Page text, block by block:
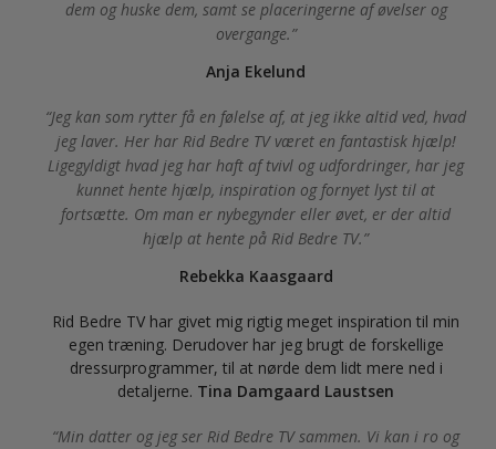
dem og huske dem, samt se placeringerne af øvelser og
overgange.
Anja Ekelund
Jeg kan som rytter få en følelse af, at jeg ikke altid ved, hvad
jeg laver. Her har Rid Bedre TV været en fantastisk hjælp!
Ligegyldigt hvad jeg har haft af tvivl og udfordringer, har jeg
kunnet hente hjælp, inspiration og fornyet lyst til at
fortsætte. Om man er nybegynder eller øvet, er der altid
hjælp at hente på Rid Bedre TV.
Rebekka Kaasgaard
Rid Bedre TV har givet mig rigtig meget inspiration til min
egen træning. Derudover har jeg brugt de forskellige
dressurprogrammer, til at nørde dem lidt mere ned i
detaljerne. Tina Damgaard Laustsen
Min datter og jeg ser Rid Bedre TV sammen. Vi kan i ro og